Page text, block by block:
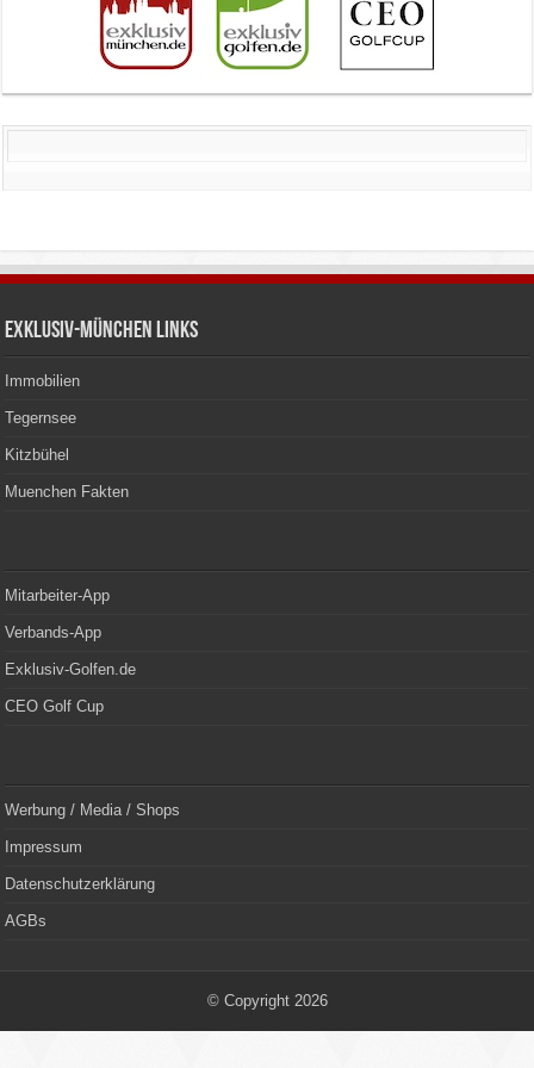
Exklusiv-München Links
Immobilien
Tegernsee
Kitzbühel
Muenchen Fakten
Mitarbeiter-App
Verbands-App
Exklusiv-Golfen.de
CEO Golf Cup
Werbung / Media / Shops
Impressum
Datenschutzerklärung
AGBs
© Copyright 2026